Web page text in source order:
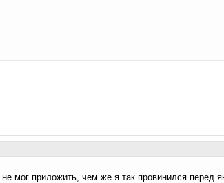
мог приложить, чем же я так провинился перед